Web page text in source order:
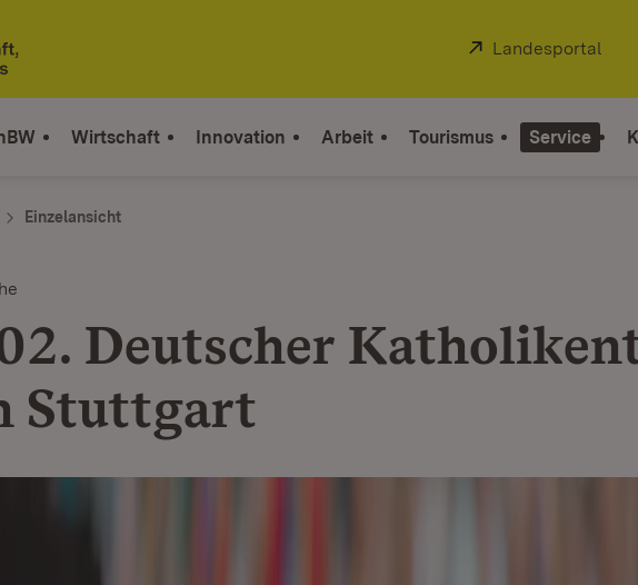
Extern:
Landesportal
Wirtschaft Innovation Arbeit Tourismus Service
Einzelansicht
Deutscher
Stuttgart